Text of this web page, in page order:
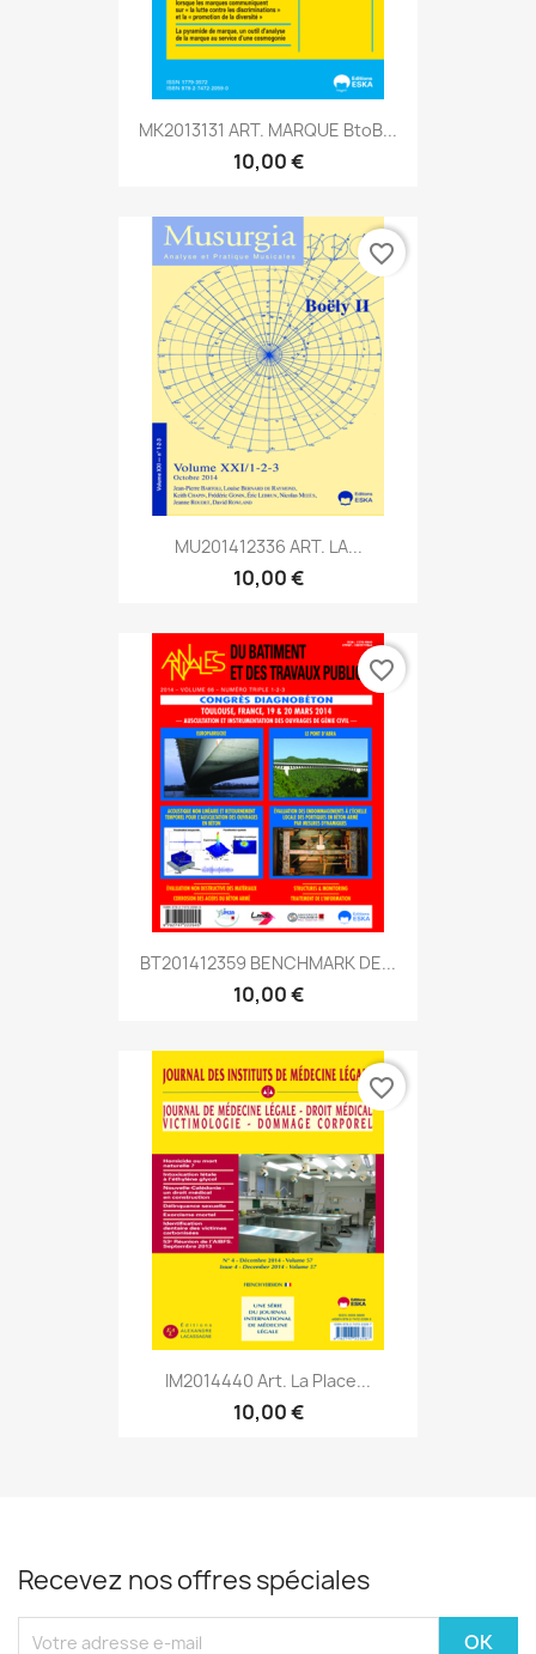
MK2013131 ART. MARQUE BtoB...
10,00 €
MU201412336 ART. LA...
10,00 €
favorite_border
BT201412359 BENCHMARK DE...
10,00 €
favorite_border
IM2014440 Art. La Place...
10,00 €
favorite_border
Recevez nos offres spéciales